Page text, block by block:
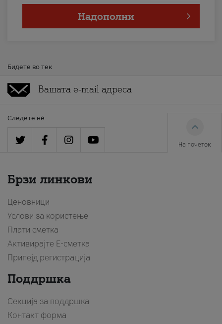
Надополни
Бидете во тек
Следете нè
На почеток
Брзи линкови
Ценовници
Услови за користење
Плати сметка
Активирајте Е-сметка
Припејд регистрација
Поддршка
Секција за поддршка
Контакт форма